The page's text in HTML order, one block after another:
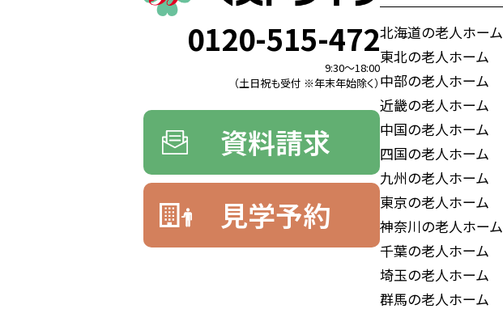
0120-515-472
9:30〜18:00
（土日祝も受付 ※年末年始除く）
資料請求
見学予約
北海道の老人ホーム
東北の老人ホーム
中部の老人ホーム
近畿の老人ホーム
中国の老人ホーム
四国の老人ホーム
九州の老人ホーム
東京の老人ホーム
神奈川の老人ホーム
千葉の老人ホーム
埼玉の老人ホーム
群馬の老人ホーム